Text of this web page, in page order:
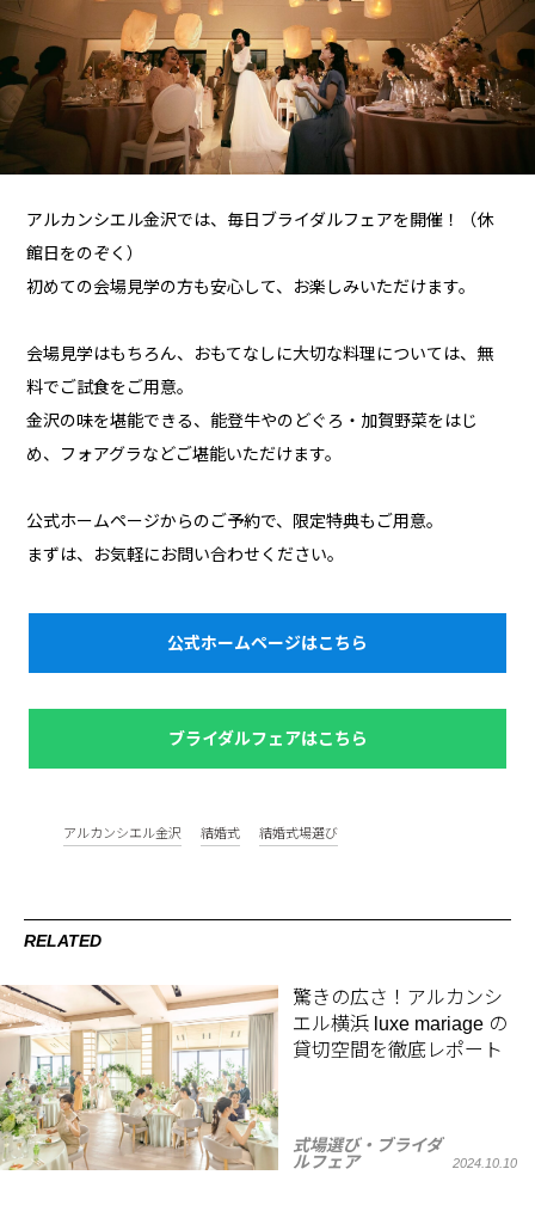
アルカンシエル金沢では、毎日ブライダルフェアを開催！（休
館日をのぞく）
初めての会場見学の方も安心して、お楽しみいただけます。
会場見学はもちろん、おもてなしに大切な料理については、無
料でご試食をご用意。
金沢の味を堪能できる、能登牛やのどぐろ・加賀野菜をはじ
め、フォアグラなどご堪能いただけます。
公式ホームページからのご予約で、限定特典もご用意。
まずは、お気軽にお問い合わせください。
公式ホームページはこちら
ブライダルフェアはこちら
アルカンシエル金沢 結婚式 結婚式場選び
RELATED
驚きの広さ！アルカンシ
エル横浜 luxe mariage の
貸切空間を徹底レポート
式場選び・ブライダ
ルフェア
2024.10.10